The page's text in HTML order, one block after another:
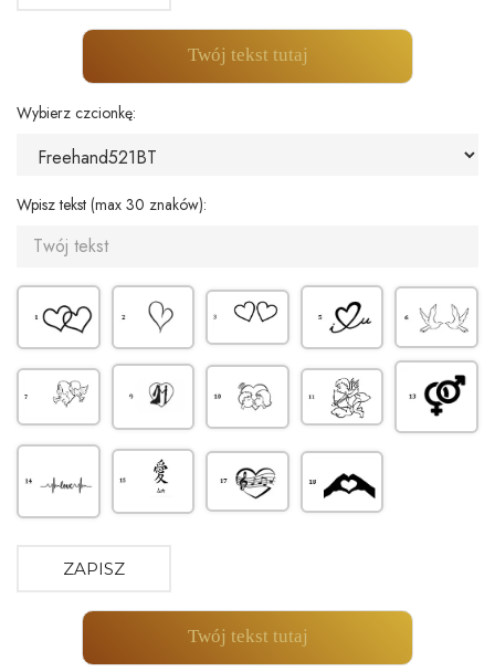
Twój tekst tutaj
Wybierz czcionkę:
Wpisz tekst (max 30 znaków):
ZAPISZ
Twój tekst tutaj